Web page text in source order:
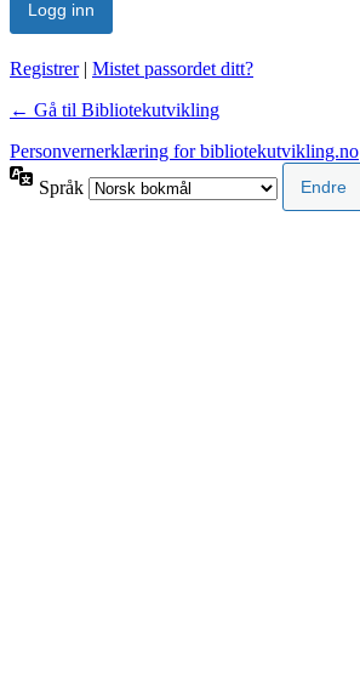
Registrer| Mistet passordet ditt?
← Gå til Bibliotekutvikling
Personvernerklæring for bibliotekutvikling.no
Språk